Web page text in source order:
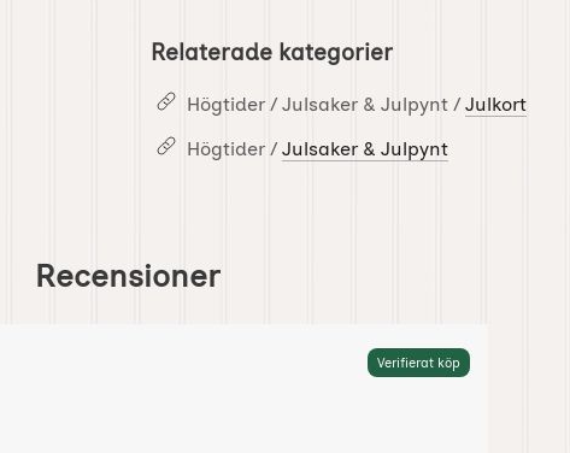
Relaterade kategorier
Högtider / Julsaker & Julpynt / Julkort
Högtider / Julsaker & Julpynt
Recensioner
Verifierat köp